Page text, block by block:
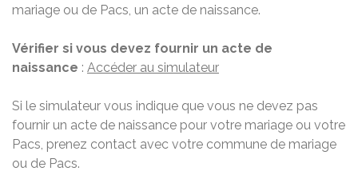
mariage ou de Pacs, un acte de naissance.
Vérifier si vous devez fournir un acte de
naissance : Accéder au simulateur
Si le simulateur vous indique que vous ne devez pas
fournir un acte de naissance pour votre mariage ou votre
Pacs, prenez contact avec votre commune de mariage
ou de Pacs.